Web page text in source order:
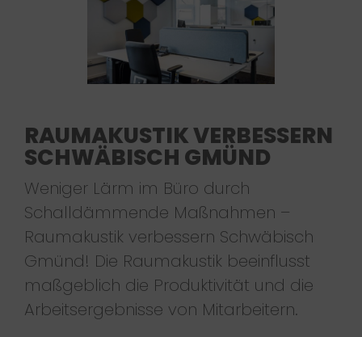
RAUMAKUSTIK VERBESSERN
SCHWÄBISCH GMÜND
Weniger Lärm im Büro durch
Schalldämmende Maßnahmen –
Raumakustik verbessern Schwäbisch
Gmünd! Die Raumakustik beeinflusst
maßgeblich die Produktivität und die
Arbeitsergebnisse von Mitarbeitern.